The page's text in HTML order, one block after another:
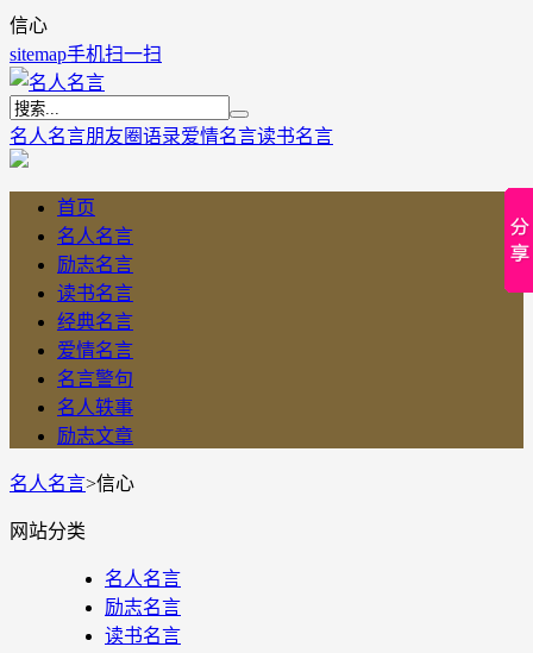
信心
sitemap手机扫一扫
名人名言朋友圈语录爱情名言读书名言
首页
名人名言
励志名言
读书名言
经典名言
爱情名言
名言警句
名人轶事
励志文章
名人名言>信心
网站分类
名人名言
励志名言
读书名言